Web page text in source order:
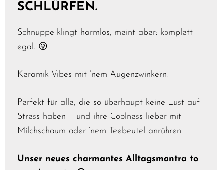
SCHLÜRFEN.
Schnuppe klingt harmlos, meint aber: komplett
egal. 😜
Keramik-Vibes mit ’nem Augenzwinkern.
Perfekt für alle, die so überhaupt keine Lust auf
Stress haben – und ihre Coolness lieber mit
Milchschaum oder ’nem Teebeutel anrühren.
Unser neues charmantes Alltagsmantra to